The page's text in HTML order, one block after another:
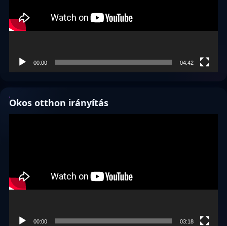
00:00 04:42
Okos otthon irányítás
00:00 03:18